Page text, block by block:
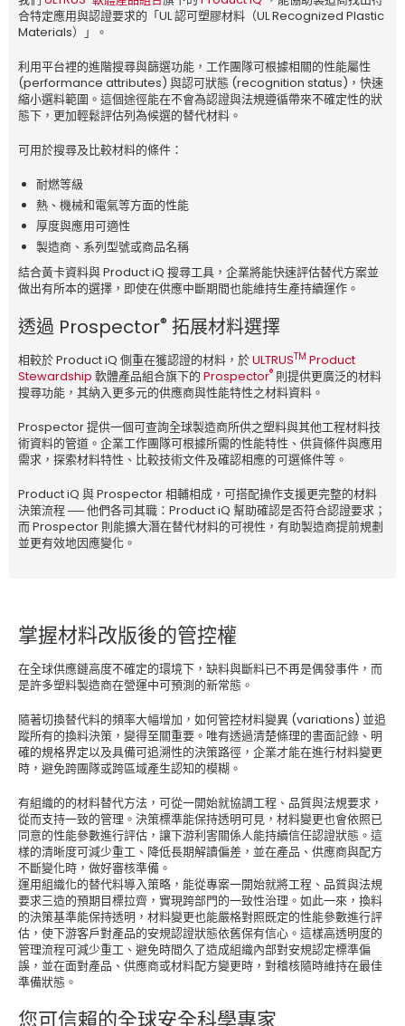
合特定應用與認證要求的「UL 認可塑膠材料（UL Recognized Plastic
Materials）」。
利用平台裡的進階搜尋與篩選功能，工作團隊可根據相關的性能屬性
(performance attributes) 與認可狀態 (recognition status)，快速
縮小選料範圍。這個途徑能在不會為認證與法規遵循帶來不確定性的狀
態下，更加輕鬆評估列為候選的替代材料。
可用於搜尋及比較材料的條件：
耐燃等級
熱、機械和電氣等方面的性能
厚度與應用可適性
製造商、系列型號或商品名稱
結合黃卡資料與 Product iQ 搜尋工具，企業將能快速評估替代方案並
做出有所本的選擇，即使在供應中斷期間也能維持生產持續運作。
透過 Prospector® 拓展材料選擇
相較於 Product iQ 側重在獲認證的材料，於ULTRUSTM Product
Stewardship 軟體產品組合旗下的 Prospector® 則提供更廣泛的材料
搜尋功能，其納入更多元的供應商與性能特性之材料資料。
Prospector 提供一個可查詢全球製造商所供之塑料與其他工程材料技
術資料的管道。企業工作團隊可根據所需的性能特性、供貨條件與應用
需求，探索材料特性、比較技術文件及確認相應的可選條件等。
Product iQ 與 Prospector 相輔相成，可搭配操作支援更完整的材料
決策流程 ── 他們各司其職：Product iQ 幫助確認是否符合認證要求；
而 Prospector 則能擴大潛在替代材料的可視性，有助製造商提前規劃
並更有效地因應變化。
掌握材料改版後的管控權
在全球供應鏈高度不確定的環境下，缺料與斷料已不再是偶發事件，而
是許多塑料製造商在營運中可預測的新常態。
隨著切換替代料的頻率大幅增加，如何管控材料變異 (variations) 並追
蹤所有的換料決策，變得至關重要。唯有透過清楚條理的書面記錄、明
確的規格界定以及具備可追溯性的決策路徑，企業才能在進行材料變更
時，避免跨團隊或跨區域產生認知的模糊。
有組織的的材料替代方法，可從一開始就協調工程、品質與法規要求，
從而支持一致的管理。決策標準能保持透明可見，材料變更也會依照已
同意的性能參數進行評估，讓下游利害關係人能持續信任認證狀態。這
樣的清晰度可減少重工、降低長期解讀偏差，並在產品、供應商與配方
不斷變化時，做好審核準備。
運用組織化的替代料導入策略，能從專案一開始就將工程、品質與法規
要求三造的預期目標拉齊，實現跨部門的一致性治理。如此一來，換料
的決策基準能保持透明，材料變更也能嚴格對照既定的性能參數進行評
估，使下游客戶對產品的安規認證狀態依舊保有信心。這樣高透明度的
管理流程可減少重工、避免時間久了造成組織內部對安規認定標準偏
誤，並在面對產品、供應商或材料配方變更時，對稽核隨時維持在最佳
準備狀態。
您可信賴的全球安全科學專家